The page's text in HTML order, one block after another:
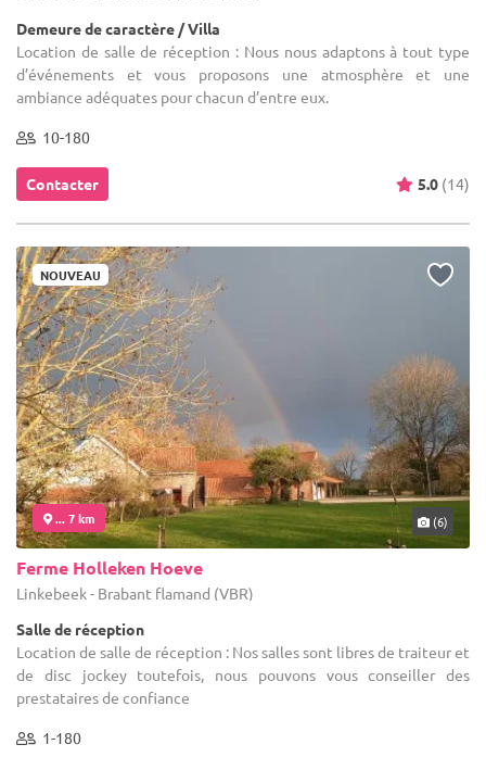
Demeure de caractère / Villa
Location de salle de réception : Nous nous adaptons à tout type
d’événements et vous proposons une atmosphère et une
ambiance adéquates pour chacun d’entre eux.
10-180
Contacter 5.0 (14)
NOUVEAU
... 7 km (6)
Ferme Holleken Hoeve
Linkebeek - Brabant flamand (VBR)
Salle de réception
Location de salle de réception : Nos salles sont libres de traiteur et
de disc jockey toutefois, nous pouvons vous conseiller des
prestataires de confiance
1-180